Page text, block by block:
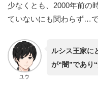
少なくとも、2000年前の
ていないにも関わらず…で
ユウ
ルシス王家に
が“闇”であり